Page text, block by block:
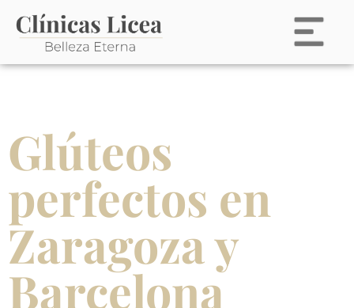
Glúteos
perfectos en
Zaragoza y
Barcelona